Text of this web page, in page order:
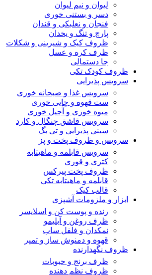
لیوان و نیم لیوان
دسر و بستنی خوری
فنجان و نعلبکی و قندان
پارچ و تنگ و یخدان
ظروف کیک و شیرینی و شکلات
ظرف کره و عسل
جا دستمالی
ظروف کودک تکی
سرویس پذیرایی
سرویس غذا و صبحانه خوری
ست قهوه و چایی خوری
میوه خوری و آجیل خوری
سرویس قاشق چنگال و کارد
سینی پذیرایی و تی بگ
سرویس و ظروف پخت و پز
سرویس قابلمه و ماهیتابه
کتری و قوری
ظروف پخت پیرکس
قابلمه و ماهیتابه تکی
قالب کیک
ابزار و ملزومات آشپزی
رنده و پوست کن و اسلایسر
ظرف روغن و آبلیمو
نمکدان و فلفل ساب
قهوه و دمنوش ساز و تمپر
ظروف نگهدارنده
ظرف برنج و حبوبات
ظروف نظم دهنده